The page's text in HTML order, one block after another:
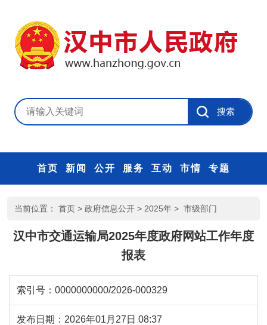
首页 新闻 公开 服务 互动 市情 专题
当前位置： 首页 > 政府信息公开 > 2025年 > 市级部门
汉中市交通运输局2025年度政府网站工作年度
报表
索引号： 0000000000/2026-000329
发布日期： 2026年01月27日 08:37